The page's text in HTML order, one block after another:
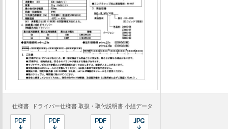
仕様書 ドライバー仕様書 取扱・取付説明書 小組データ